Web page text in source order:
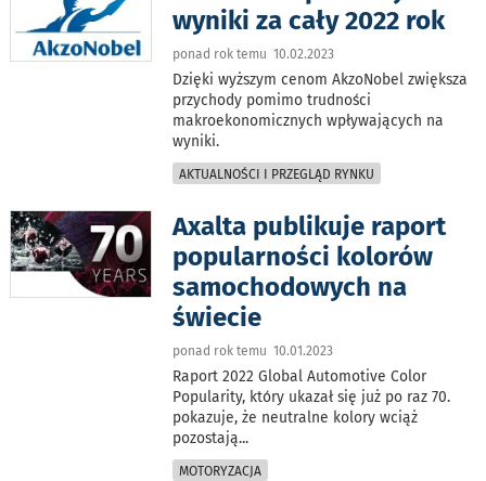
wyniki za cały 2022 rok
ponad rok temu 10.02.2023
Dzięki wyższym cenom AkzoNobel zwiększa
przychody pomimo trudności
makroekonomicznych wpływających na
wyniki.
AKTUALNOŚCI I PRZEGLĄD RYNKU
Axalta publikuje raport
popularności kolorów
samochodowych na
świecie
ponad rok temu 10.01.2023
Raport 2022 Global Automotive Color
Popularity, który ukazał się już po raz 70.
pokazuje, że neutralne kolory wciąż
pozostają...
MOTORYZACJA